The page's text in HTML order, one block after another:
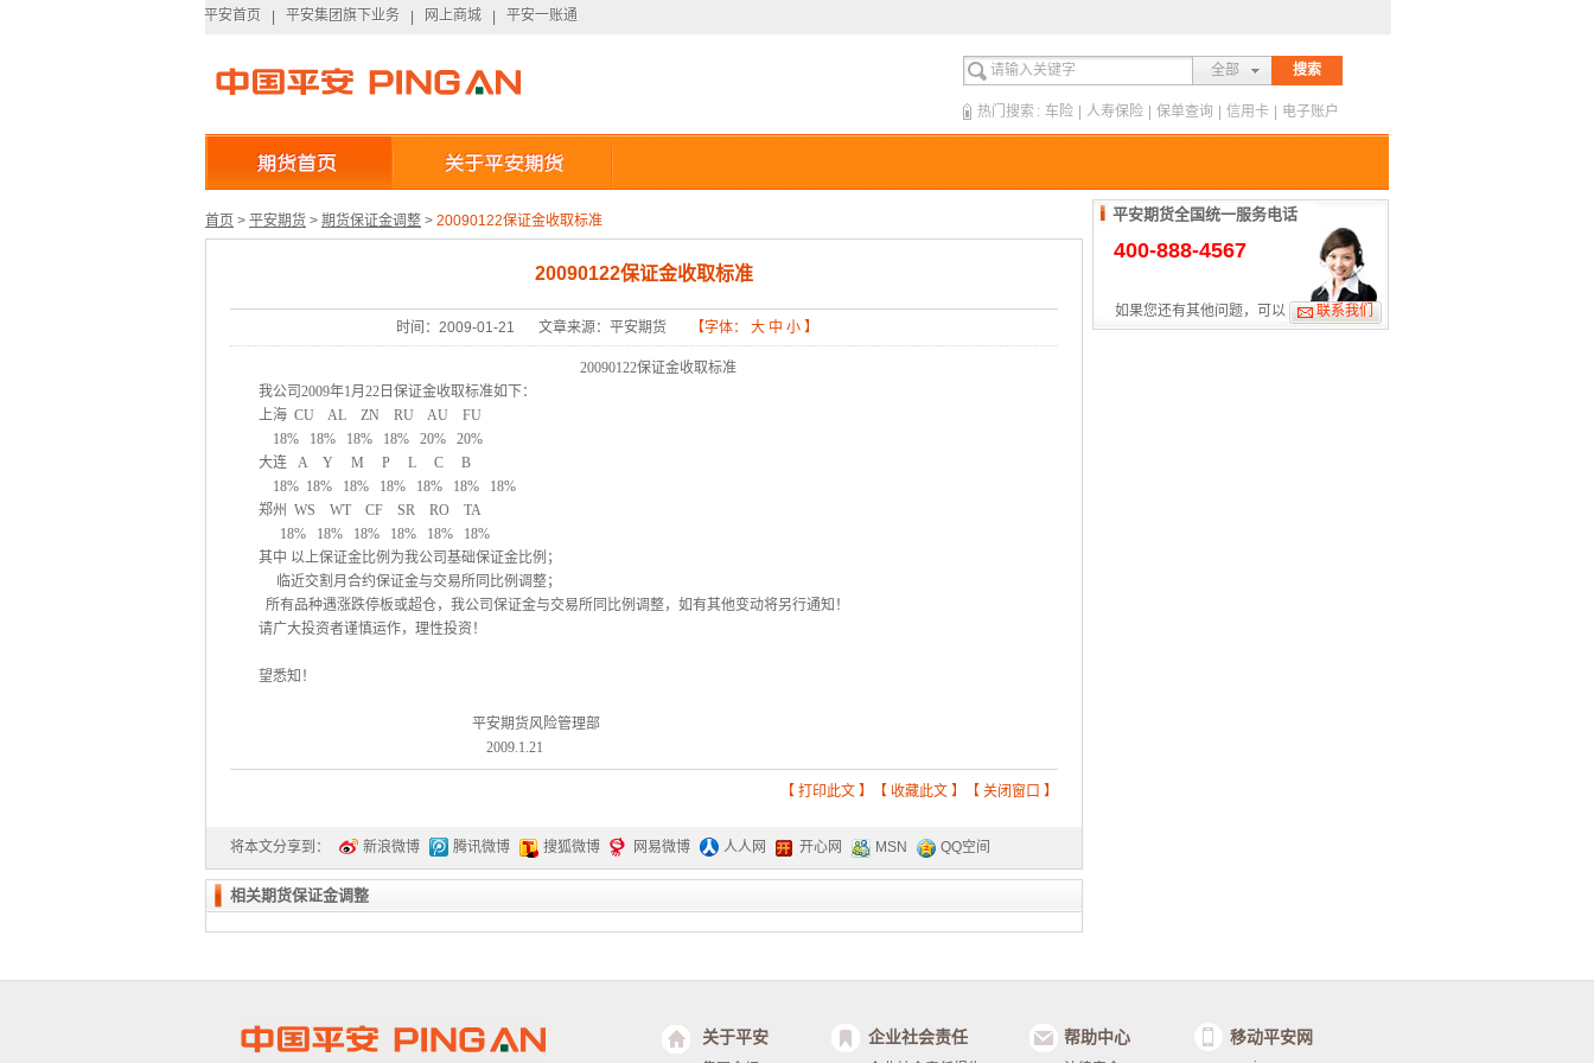
平安首页
平安首页 平安集团旗下业务
平安集团旗下业务 网上商城
网上商城 平安一账通
平安一账通
全部 搜索
热门搜索 : 车险 人寿保险 保单查询 信用卡 电子账户
平安期货全国统一服务电话
400-888-4567
如果您还有其他问题，可以 联系我们
首页 > 平安期货 > 期货保证金调整 > 20090122保证金收取标准
20090122保证金收取标准
时间：2009-01-21 文章来源：平安期货 【字体： 大 中 小 】
20090122保证金收取标准
我公司 2009年1月 22 日 保证金收取标准如下：
上海 CU AL ZN RU AU
FU
18%
18% 18% 18% 20%
20%
大连
A Y M P L C
B
18% 18% 18% 18% 18% 18%
18%
郑州 WS WT CF SR RO
TA
18%
18% 18% 18% 18%
18%
其中 以上保证金比例为我公司基础保证金比例；
临近交割月合约保证金与交易所同比例调整；
所有品种遇涨跌停板或超仓，我公司保证金与交易所同比例调整，如有其他变动将另行通知！
请广大投资者谨慎运作，理性投资！
望悉知！
平安期货风险管理部
2009.1.21
【 打印此文 】【 收藏此文 】【 关闭窗口 】
将本文分享到： 新浪微博 腾讯微博 搜狐微博 网易微博 人人网 开心网 MSN QQ空间
相关期货保证金调整
关于平安 企业社会责任 帮助中心 移动平安网